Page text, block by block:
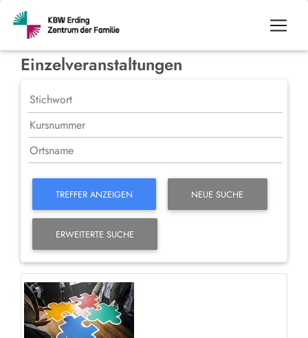
Einzelveranstaltungen
TREFFER ANZEIGEN NEUE SUCHE
ERWEITERTE SUCHE